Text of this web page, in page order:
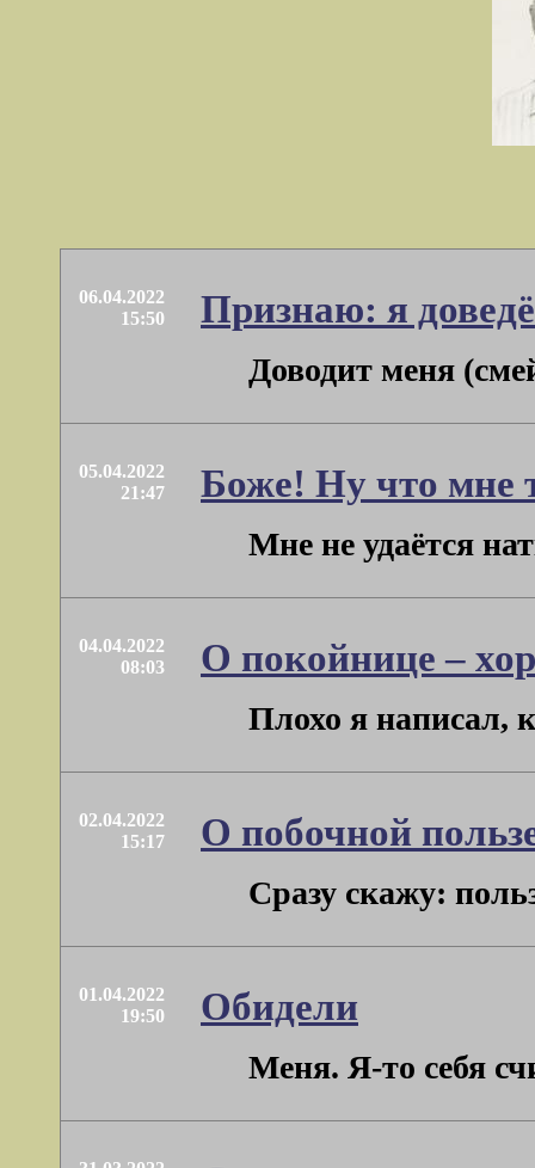
06.04.2022
15:50
Признаю: я
Доводит меня
05.04.2022
21:47
Боже! Ну что мне
Мне не удаётся
04.04.2022
08:03
О покойнице –
Плохо я написал,
02.04.2022
15:17
О побочной
Сразу скажу:
01.04.2022
19:50
Обидели
Меня. Я-то себя